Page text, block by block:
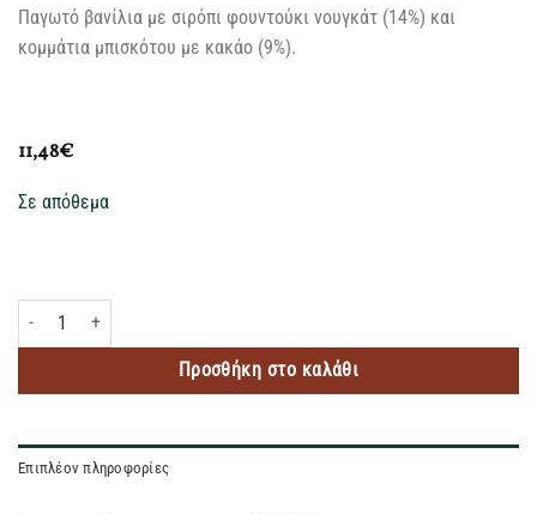
Παγωτό βανίλια με σιρόπι φουντούκι νουγκάτ (14%) και
κομμάτια μπισκότου με κακάο (9%).
11,48€
Σε απόθεμα
MOVENPICK VANILLA BROWNIE 500ML ποσότητα
Προσθήκη στο καλάθι
Επιπλέον πληροφορίες